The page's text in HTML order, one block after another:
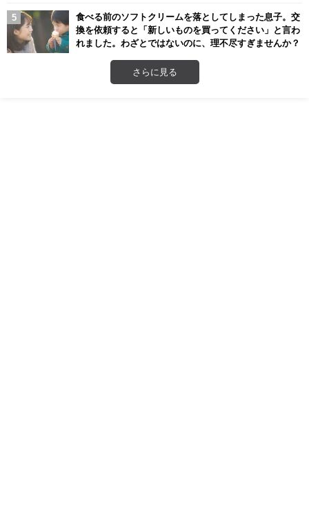
食べる前のソフトクリームを落としてしまった息子。交
換を依頼すると「新しいものを買ってください」と言わ
れました。わざとではないのに、理不尽すぎませんか？
さらに見る